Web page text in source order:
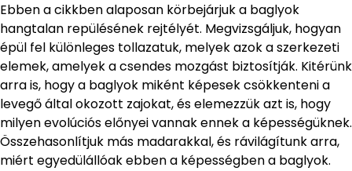
Ebben a cikkben alaposan körbejárjuk a baglyok
hangtalan repülésének rejtélyét. Megvizsgáljuk, hogyan
épül fel különleges tollazatuk, melyek azok a szerkezeti
elemek, amelyek a csendes mozgást biztosítják. Kitérünk
arra is, hogy a baglyok miként képesek csökkenteni a
levegő által okozott zajokat, és elemezzük azt is, hogy
milyen evolúciós előnyei vannak ennek a képességüknek.
Összehasonlítjuk más madarakkal, és rávilágítunk arra,
miért egyedülállóak ebben a képességben a baglyok.